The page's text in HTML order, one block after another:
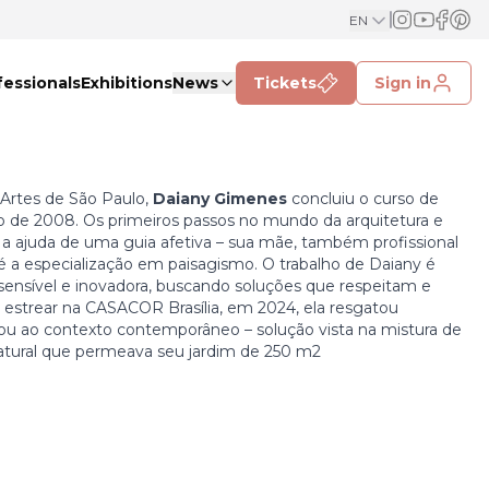
EN
ExhibitionsNews Tickets Sign in
de São Paulo, Daiany Gimenes concluiu o curso de
de 2008. Os primeiros passos no mundo da arquitetura e
ajuda de uma guia afetiva – sua mãe, também profissional
a especialização em paisagismo. O trabalho de Daiany é
e inovadora, buscando soluções que respeitam e
na CASACOR Brasília, em 2024, ela resgatou
ao contexto contemporâneo – solução vista na mistura de
que permeava seu jardim de 250 m2